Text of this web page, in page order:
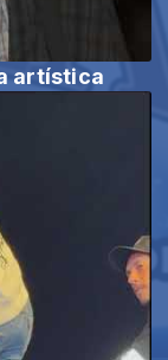
artística